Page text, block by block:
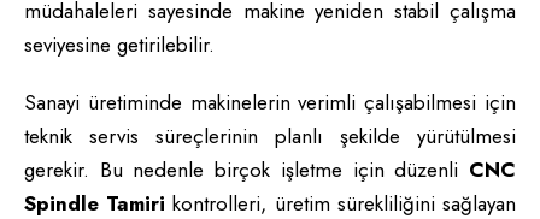
müdahaleleri sayesinde makine yeniden stabil çalışma
seviyesine getirilebilir.
Sanayi üretiminde makinelerin verimli çalışabilmesi için
teknik servis süreçlerinin planlı şekilde yürütülmesi
gerekir. Bu nedenle birçok işletme için düzenli CNC
Spindle Tamiri kontrolleri, üretim sürekliliğini sağlayan